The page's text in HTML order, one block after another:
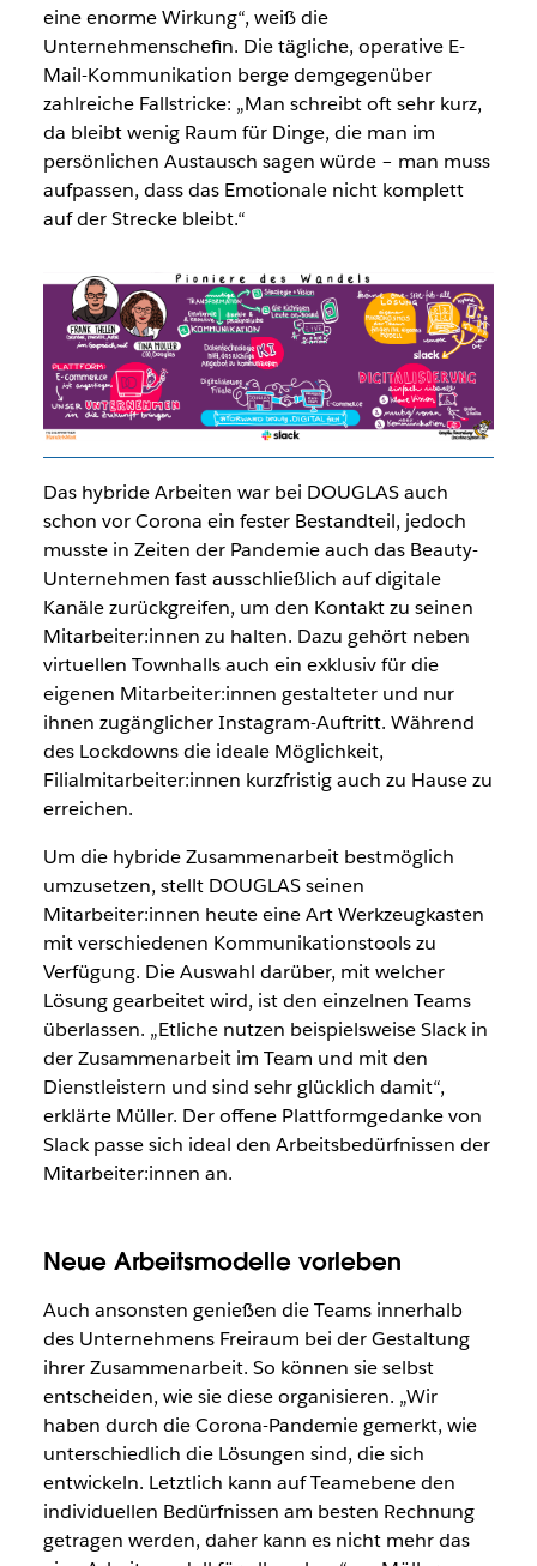
eine enorme Wirkung“, weiß die
Unternehmenschefin. Die tägliche, operative E-
Mail-Kommunikation berge demgegenüber
zahlreiche Fallstricke: „Man schreibt oft sehr kurz,
da bleibt wenig Raum für Dinge, die man im
persönlichen Austausch sagen würde – man muss
aufpassen, dass das Emotionale nicht komplett
auf der Strecke bleibt.“
Das hybride Arbeiten war bei DOUGLAS auch
schon vor Corona ein fester Bestandteil, jedoch
musste in Zeiten der Pandemie auch das Beauty-
Unternehmen fast ausschließlich auf digitale
Kanäle zurückgreifen, um den Kontakt zu seinen
Mitarbeiter:innen zu halten. Dazu gehört neben
virtuellen Townhalls auch ein exklusiv für die
eigenen Mitarbeiter:innen gestalteter und nur
ihnen zugänglicher Instagram-Auftritt. Während
des Lockdowns die ideale Möglichkeit,
Filialmitarbeiter:innen kurzfristig auch zu Hause zu
erreichen.
Um die hybride Zusammenarbeit bestmöglich
umzusetzen, stellt DOUGLAS seinen
Mitarbeiter:innen heute eine Art Werkzeugkasten
mit verschiedenen Kommunikationstools zu
Verfügung. Die Auswahl darüber, mit welcher
Lösung gearbeitet wird, ist den einzelnen Teams
überlassen. „Etliche nutzen beispielsweise Slack in
der Zusammenarbeit im Team und mit den
Dienstleistern und sind sehr glücklich damit“,
erklärte Müller. Der offene Plattformgedanke von
Slack passe sich ideal den Arbeitsbedürfnissen der
Mitarbeiter:innen an.
Neue Arbeitsmodelle vorleben
Auch ansonsten genießen die Teams innerhalb
des Unternehmens Freiraum bei der Gestaltung
ihrer Zusammenarbeit. So können sie selbst
entscheiden, wie sie diese organisieren. „Wir
haben durch die Corona-Pandemie gemerkt, wie
unterschiedlich die Lösungen sind, die sich
entwickeln. Letztlich kann auf Teamebene den
individuellen Bedürfnissen am besten Rechnung
getragen werden, daher kann es nicht mehr das